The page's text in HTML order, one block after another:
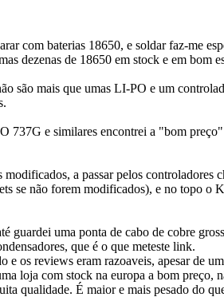
com baterias 18650, e soldar faz-me
dezenas de 18650 em stock e em bom
são mais que umas LI-PO e um
737G e similares encontrei a "bom
a passar pelos
se não forem modificados), e no topo
guardei uma ponta de cabo de cobre
que é o que meteste link.
os reviews eram razoaveis, apesar de
loja com stock na europa a bom preço,
qualidade. É maior e mais pesado do